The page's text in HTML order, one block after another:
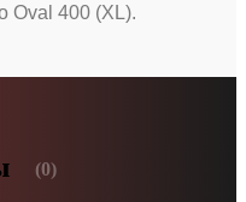
Oval 400 (XL).
(0)